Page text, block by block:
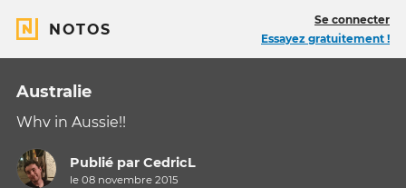
NOTOS
Se connecter
Essayez gratuitement !
Australie
Whv in Aussie!!
Publié parCedricL
le 08 novembre 2015